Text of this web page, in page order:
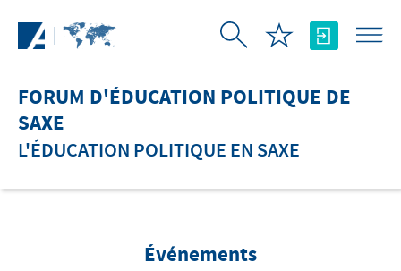
FORUM D'ÉDUCATION POLITIQUE DE
SAXE
L'ÉDUCATION POLITIQUE EN SAXE
Événements